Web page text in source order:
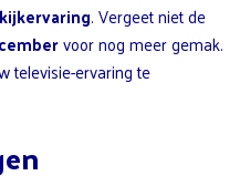
. Vergeet niet de
voor nog meer gemak.
televisie-ervaring te